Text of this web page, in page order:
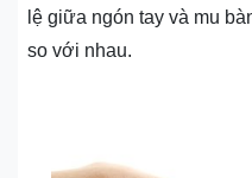
lệ giữa ngón tay và mu
so với nhau.